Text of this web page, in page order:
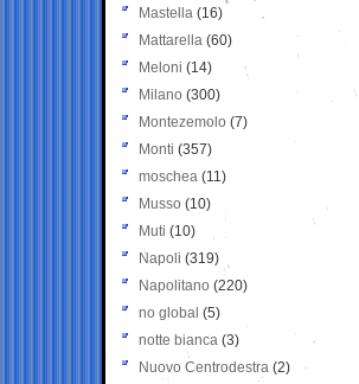
Mastella (16)
Mattarella (60)
Meloni (14)
Milano (300)
Montezemolo (7)
Monti (357)
moschea (11)
Musso (10)
Muti (10)
Napoli (319)
Napolitano (220)
no global (5)
notte bianca (3)
Nuovo Centrodestra (2)